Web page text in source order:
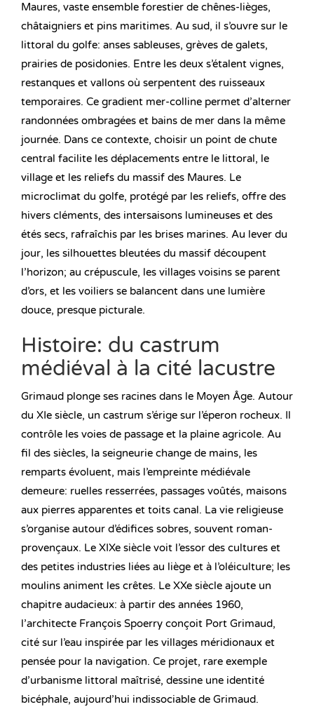
Maures, vaste ensemble forestier de chênes-lièges,
châtaigniers et pins maritimes. Au sud, il s’ouvre sur le
littoral du golfe: anses sableuses, grèves de galets,
prairies de posidonies. Entre les deux s’étalent vignes,
restanques et vallons où serpentent des ruisseaux
temporaires. Ce gradient mer-colline permet d’alterner
randonnées ombragées et bains de mer dans la même
journée. Dans ce contexte, choisir un point de chute
central facilite les déplacements entre le littoral, le
village et les reliefs du massif des Maures. Le
microclimat du golfe, protégé par les reliefs, offre des
hivers cléments, des intersaisons lumineuses et des
étés secs, rafraîchis par les brises marines. Au lever du
jour, les silhouettes bleutées du massif découpent
l’horizon; au crépuscule, les villages voisins se parent
d’ors, et les voiliers se balancent dans une lumière
douce, presque picturale.
Histoire: du castrum
médiéval à la cité lacustre
Grimaud plonge ses racines dans le Moyen Âge. Autour
du XIe siècle, un castrum s’érige sur l’éperon rocheux. Il
contrôle les voies de passage et la plaine agricole. Au
fil des siècles, la seigneurie change de mains, les
remparts évoluent, mais l’empreinte médiévale
demeure: ruelles resserrées, passages voûtés, maisons
aux pierres apparentes et toits canal. La vie religieuse
s’organise autour d’édifices sobres, souvent roman-
provençaux. Le XIXe siècle voit l’essor des cultures et
des petites industries liées au liège et à l’oléiculture; les
moulins animent les crêtes. Le XXe siècle ajoute un
chapitre audacieux: à partir des années 1960,
l’architecte François Spoerry conçoit Port Grimaud,
cité sur l’eau inspirée par les villages méridionaux et
pensée pour la navigation. Ce projet, rare exemple
d’urbanisme littoral maîtrisé, dessine une identité
bicéphale, aujourd’hui indissociable de Grimaud.